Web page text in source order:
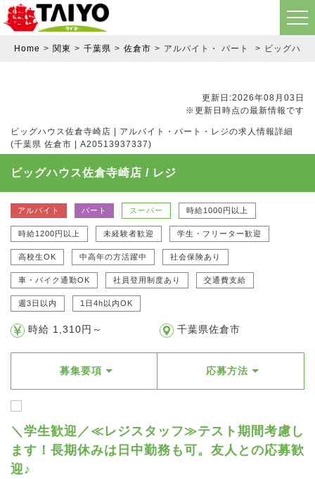
Home 関東 千葉県 佐倉市 アルバイト・ パート ビッグハウ
更新日:2026年08月03日
※更新日時点の最新情報です
ビッグハウス佐倉寺崎店 | アルバイト・パート・レジの求人情報詳細
(千葉県 佐倉市 | A20513937337)
ビッグハウス佐倉寺崎店 / レジ
アルバイト パート スーパー 時給1000円以上
時給1200円以上 未経験者歓迎 学生・フリーター歓迎
高校生OK 中高年の方活躍中 社会保険あり
車・バイク通勤OK 社員登用制度あり 交通費支給
週3日以内 1日4h以内OK
時給 1,310円～ 千葉県佐倉市
募集要項 応募方法
＼学生歓迎／≪レジスタッフ≫テスト期間考慮し
ます！長期休みは日中勤務も可。友人との応募歓
迎♪